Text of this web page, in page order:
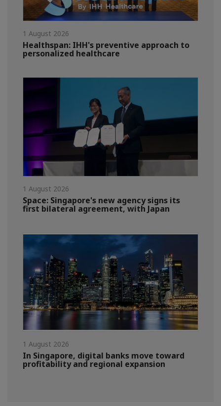
1 August 2026
Healthspan: IHH's preventive approach to
personalized healthcare
1 August 2026
Space: Singapore's new agency signs its
first bilateral agreement, with Japan
1 August 2026
In Singapore, digital banks move toward
profitability and regional expansion